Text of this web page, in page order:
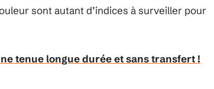
sont autant d’indices à surveiller pour
tenue longue durée et sans transfert !